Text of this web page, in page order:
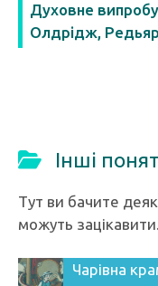
Духовне
Олдрідж,
Інші
Тут ви бачите
можуть зацікавити.
Чарівна